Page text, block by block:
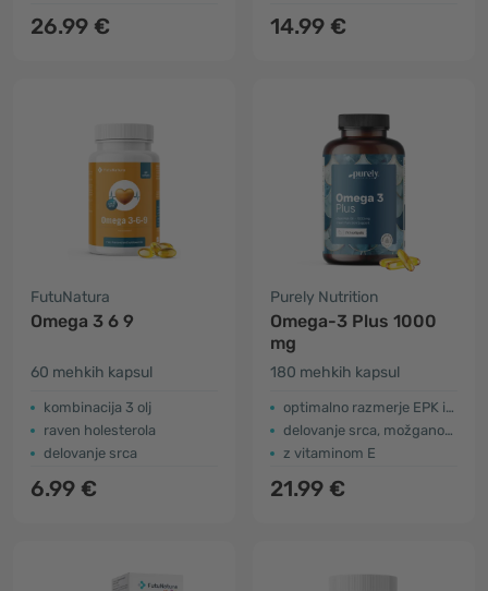
26.99 € 14.99 €
FutuNatura
Omega 3 6 9
60 mehkih kapsul
kombinacija 3 olj
​raven holesterola
delovanje srca
6.99 €
Purely Nutrition
Omega-3 Plus 1000
mg
180 mehkih kapsul
optimalno razmerje EPK in DHK
delovanje srca, možganov + vid
z vitaminom E
21.99 €